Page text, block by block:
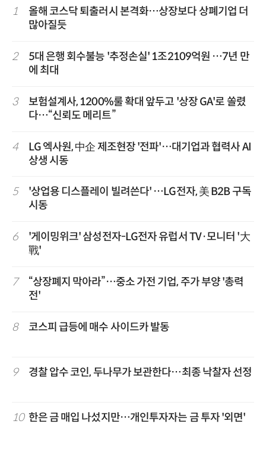
1
올해 코스닥 퇴출러시 본격화…상장보다 상폐기업 더
많아질듯
2
5대 은행 회수불능 '추정손실' 1조2109억원 …7년 만
에 최대
3
보험설계사, 1200%룰 확대 앞두고 '상장 GA'로 쏠렸
다…“신뢰도 메리트”
4
LG 엑사원, 中企 제조현장 '전파'…대기업과 협력사 AI
상생 시동
5
'상업용 디스플레이 빌려쓴다' …LG전자, 美 B2B 구독
시동
6
'게이밍위크' 삼성전자-LG전자 유럽서 TV·모니터 '大
戰'
7
“상장폐지 막아라”…중소 가전 기업, 주가 부양 '총력
전'
8 코스피 급등에 매수 사이드카 발동
9 경찰 압수 코인, 두나무가 보관한다…최종 낙찰자 선정
10 한은 금 매입 나섰지만…개인투자자는 금 투자 '외면'